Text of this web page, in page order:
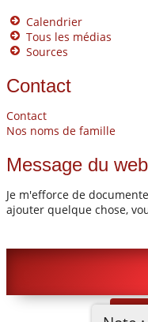
Calendrier
Tous les médias
Sources
Contact
Contact
Nos noms de famille
Message du
Je m'efforce de
ajouter quelque chose,